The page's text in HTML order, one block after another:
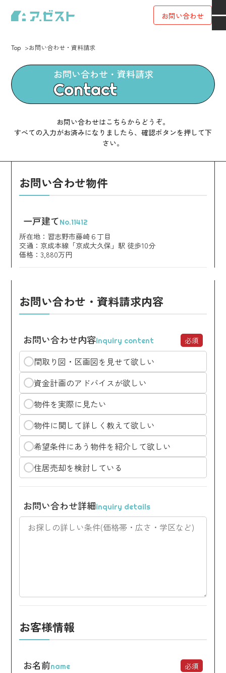
お問い合わせ
Top お問い合わせ・資料請求
お問い合わせ・資料請求
Contact
お問い合わせはこちらからどうぞ。
すべての入力がお済みになりましたら、確認ボタンを押して下
さい。
お問い合わせ物件
一戸建てNo.11412
所在地：習志野市藤崎６丁目
交通：京成本線「京成大久保」駅 徒歩10分
価格：3,880万円
お問い合わせ・資料請求内容
お問い合わせ内容inquiry content 必須
間取り図・区画図を見せて欲しい
資金計画のアドバイスが欲しい
物件を実際に見たい
物件に関して詳しく教えて欲しい
希望条件にあう物件を紹介して欲しい
住居売却を検討している
お問い合わせ詳細inquiry details
お客様情報
お名前name 必須